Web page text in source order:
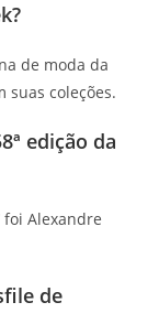
de moda da
suas coleções.
edição da
foi Alexandre
de